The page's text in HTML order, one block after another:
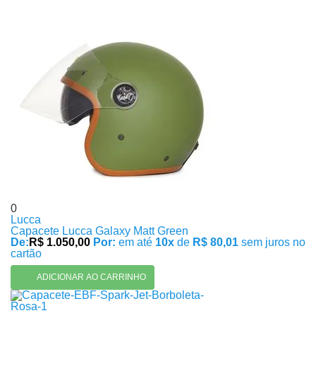
0
Lucca
Capacete Lucca Galaxy Matt Green
De: R$ 1.050,00 Por: em até 10x de R$ 80,01 sem juros no
cartão
ADICIONAR AO CARRINHO